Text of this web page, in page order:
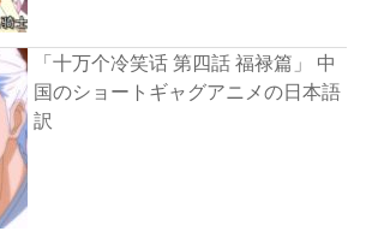
「十万个冷笑话 第四話 福禄篇」 中
国のショートギャグアニメの日本語
訳